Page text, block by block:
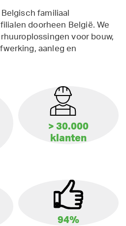
familiaal
doorheen België. We
voor bouw,
aanleg en
> 30.000
klanten
94%